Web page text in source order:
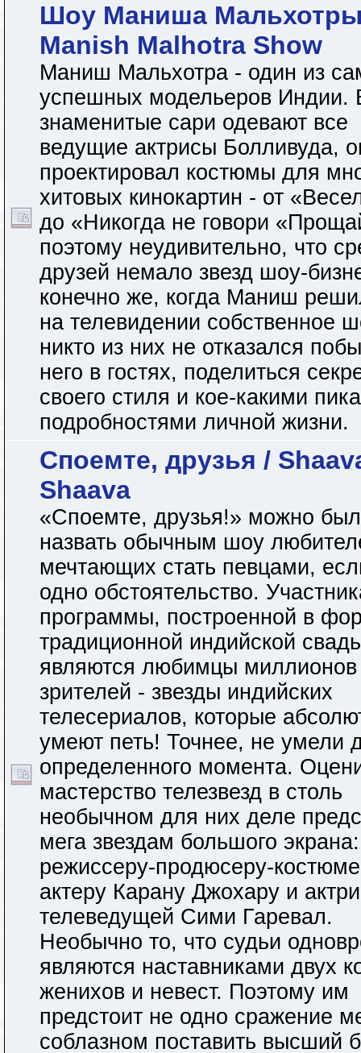
Шоу Маниша
Manish Malhotra Show
Маниш Мальхотра - один из
успешных модельеров Индии.
знаменитые сари одевают все
ведущие актрисы Болливуда,
проектировал костюмы для
хитовых кинокартин - от
до «Никогда не говори
поэтому неудивительно, что
друзей немало звезд шоу-
конечно же, когда Маниш
на телевидении собственное
никто из них не отказался
него в гостях, поделиться
своего стиля и кое-какими
подробностями личной жизни.
Споемте, друзья /
Shaava
«Споемте, друзья!» можно
назвать обычным шоу
мечтающих стать певцами,
одно обстоятельство.
программы, построенной в
традиционной индийской
являются любимцы миллионов
зрителей - звезды индийских
телесериалов, которые
умеют петь! Точнее, не умели
определенного момента.
мастерство телезвезд в столь
необычном для них деле
мега звездам большого экрана:
режиссеру-продюсеру-
актеру Карану Джохару и
телеведущей Сими Гаревал.
Необычно то, что судьи
являются наставниками двух
женихов и невест. Поэтому им
предстоит не одно сражение
соблазном поставить высший